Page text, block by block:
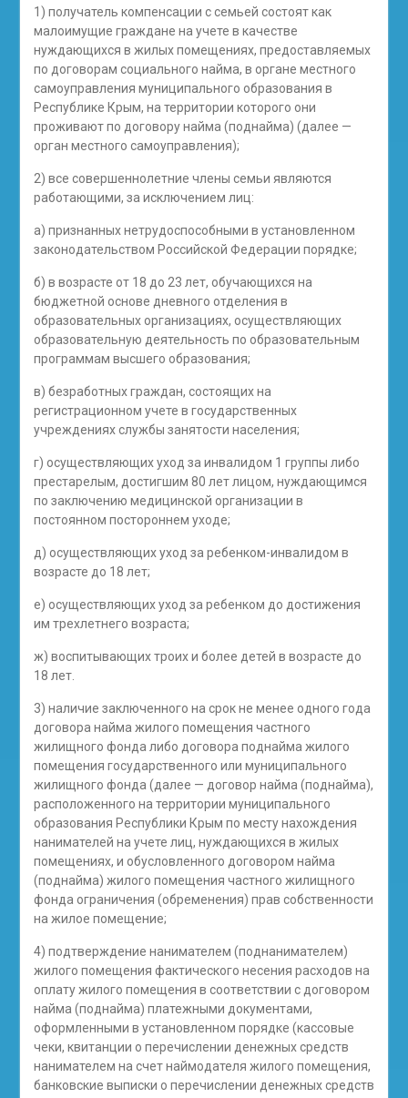
1) получатель компенсации с семьей состоят как
малоимущие граждане на учете в качестве
нуждающихся в жилых помещениях, предоставляемых
по договорам социального найма, в органе местного
самоуправления муниципального образования в
Республике Крым, на территории которого они
проживают по договору найма (поднайма) (далее —
орган местного самоуправления);
2) все совершеннолетние члены семьи являются
работающими, за исключением лиц:
а) признанных нетрудоспособными в установленном
законодательством Российской Федерации порядке;
б) в возрасте от 18 до 23 лет, обучающихся на
бюджетной основе дневного отделения в
образовательных организациях, осуществляющих
образовательную деятельность по образовательным
программам высшего образования;
в) безработных граждан, состоящих на
регистрационном учете в государственных
учреждениях службы занятости населения;
г) осуществляющих уход за инвалидом 1 группы либо
престарелым, достигшим 80 лет лицом, нуждающимся
по заключению медицинской организации в
постоянном постороннем уходе;
д) осуществляющих уход за ребенком-инвалидом в
возрасте до 18 лет;
е) осуществляющих уход за ребенком до достижения
им трехлетнего возраста;
ж) воспитывающих троих и более детей в возрасте до
18 лет.
3) наличие заключенного на срок не менее одного года
договора найма жилого помещения частного
жилищного фонда либо договора поднайма жилого
помещения государственного или муниципального
жилищного фонда (далее — договор найма (поднайма),
расположенного на территории муниципального
образования Республики Крым по месту нахождения
нанимателей на учете лиц, нуждающихся в жилых
помещениях, и обусловленного договором найма
(поднайма) жилого помещения частного жилищного
фонда ограничения (обременения) прав собственности
на жилое помещение;
4) подтверждение нанимателем (поднанимателем)
жилого помещения фактического несения расходов на
оплату жилого помещения в соответствии с договором
найма (поднайма) платежными документами,
оформленными в установленном порядке (кассовые
чеки, квитанции о перечислении денежных средств
нанимателем на счет наймодателя жилого помещения,
банковские выписки о перечислении денежных средств